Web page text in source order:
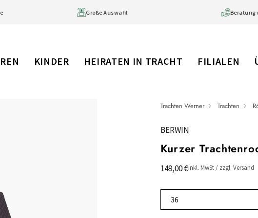
Große Auswahl
KINDER HEIRATEN IN TRACHT FILIALEN
Trachten Werner Trachten
BERWIN
Kurzer
149,00 €inkl. MwSt / zzgl. Versand
36